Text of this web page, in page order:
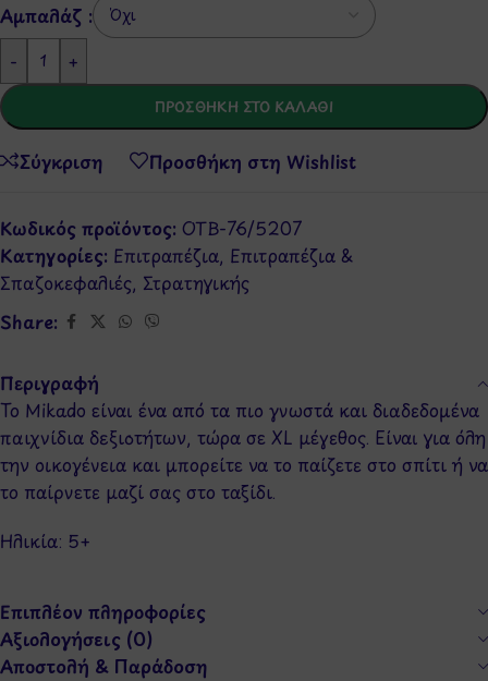
Αμπαλάζ :
-
+
ΠΡΟΣΘΉΚΗ ΣΤΟ ΚΑΛΆΘΙ
Σύγκριση Προσθήκη στη Wishlist
Κωδικός προϊόντος: ΟΤΒ-76/5207
Κατηγορίες: Επιτραπέζια, Επιτραπέζια &
Σπαζοκεφαλιές, Στρατηγικής
Share:
Περιγραφή
Το Mikado είναι ένα από τα πιο γνωστά και διαδεδομένα
παιχνίδια δεξιοτήτων, τώρα σε XL μέγεθος. Είναι για όλη
την οικογένεια και μπορείτε να το παίζετε στο σπίτι ή να
το παίρνετε μαζί σας στο ταξίδι.
Ηλικία: 5+
Επιπλέον πληροφορίες
Αξιολογήσεις (0)
Αποστολή & Παράδοση